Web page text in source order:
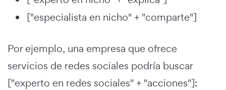
["especialista en nicho" + "comparte"]
Por ejemplo, una empresa que ofrece
servicios de redes sociales podría buscar
["experto en redes sociales" + "acciones"]: